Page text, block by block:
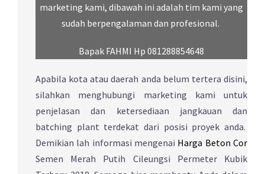
marketing kami, dibawah ini adalah tim kami yang
sudah berpengalaman dan profesional.
Bapak FAHMI Hp 081288854648
Apabila kota atau daerah anda belum tertera disini,
silahkan menghubungi marketing kami untuk
penjelasan dan ketersediaan jangkauan dan
batching plant terdekat dari posisi proyek anda.
Demikian lah informasi mengenai Harga Beton Cor
Semen Merah Putih Cileungsi Permeter Kubik